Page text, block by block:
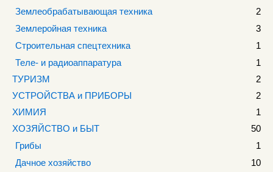
Землеобрабатывающая техника
2
Землеройная техника
3
Строительная спецтехника
1
Теле- и радиоаппаратура
1
ТУРИЗМ
2
УСТРОЙСТВА и ПРИБОРЫ
2
ХИМИЯ
1
ХОЗЯЙСТВО и БЫТ
50
Грибы
1
Дачное хозяйство
10